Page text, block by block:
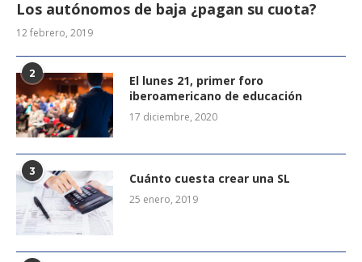
Los autónomos de baja ¿pagan su cuota?
12 febrero, 2019
2
El lunes 21, primer foro
iberoamericano de educación
17 diciembre, 2020
3 Cuánto cuesta crear una SL
25 enero, 2019